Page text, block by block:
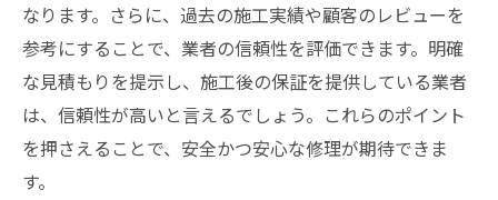
なります。さらに、過去の施工実績や顧客のレビューを
参考にすることで、業者の信頼性を評価できます。明確
な見積もりを提示し、施工後の保証を提供している業者
は、信頼性が高いと言えるでしょう。これらのポイント
を押さえることで、安全かつ安心な修理が期待できま
す。